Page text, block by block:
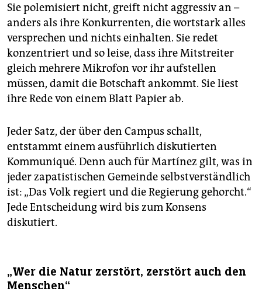
Sie polemisiert nicht, greift nicht aggressiv an –
anders als ihre Konkurrenten, die wortstark alles
versprechen und nichts einhalten. Sie redet
konzentriert und so leise, dass ihre Mitstreiter
gleich mehrere Mikrofon vor ihr aufstellen
müssen, damit die Botschaft ankommt. Sie liest
ihre Rede von einem Blatt Papier ab.
Jeder Satz, der über den Campus schallt,
entstammt einem ausführlich diskutierten
Kommuniqué. Denn auch für Martínez gilt, was in
jeder zapatistischen Gemeinde selbstverständlich
ist: „Das Volk regiert und die Regierung gehorcht.“
Jede Entscheidung wird bis zum Konsens
diskutiert.
„Wer die Natur zerstört, zerstört auch den
Menschen“